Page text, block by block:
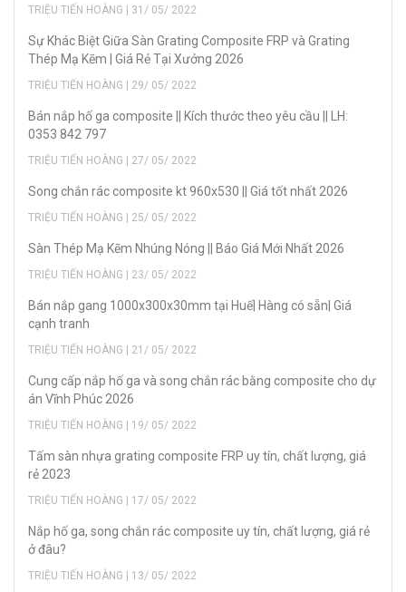
TRIỆU TIẾN HOÀNG | 31/ 05/ 2022
Sự Khác Biệt Giữa Sàn Grating Composite FRP và Grating
Thép Mạ Kẽm | Giá Rẻ Tại Xưởng 2026
TRIỆU TIẾN HOÀNG | 29/ 05/ 2022
Bán nắp hố ga composite || Kích thước theo yêu cầu || LH:
0353 842 797
TRIỆU TIẾN HOÀNG | 27/ 05/ 2022
Song chắn rác composite kt 960x530 || Giá tốt nhất 2026
TRIỆU TIẾN HOÀNG | 25/ 05/ 2022
Sàn Thép Mạ Kẽm Nhúng Nóng || Báo Giá Mới Nhất 2026
TRIỆU TIẾN HOÀNG | 23/ 05/ 2022
Bán nắp gang 1000x300x30mm tại Huế| Hàng có sẵn| Giá
cạnh tranh
TRIỆU TIẾN HOÀNG | 21/ 05/ 2022
Cung cấp nắp hố ga và song chắn rác bằng composite cho dự
án Vĩnh Phúc 2026
TRIỆU TIẾN HOÀNG | 19/ 05/ 2022
Tấm sàn nhựa grating composite FRP uy tín, chất lượng, giá
rẻ 2023
TRIỆU TIẾN HOÀNG | 17/ 05/ 2022
Nắp hố ga, song chắn rác composite uy tín, chất lượng, giá rẻ
ở đâu?
TRIỆU TIẾN HOÀNG | 13/ 05/ 2022